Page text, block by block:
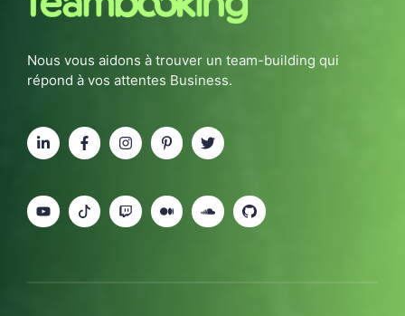
Nous vous aidons à trouver un team-building qui
répond à vos attentes Business.